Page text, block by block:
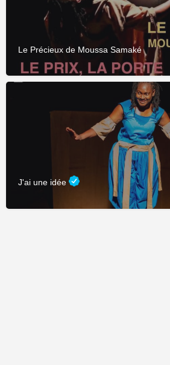
Le Précieux de Moussa Samaké
J'ai une idée